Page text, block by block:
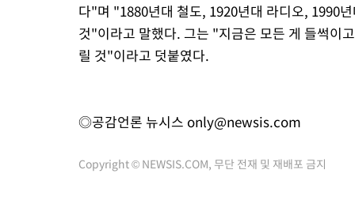
다"며 "1880년대 철도, 1920년대 라디오, 1990
것"이라고 말했다. 그는 "지금은 모든 게 들썩이
릴 것"이라고 덧붙였다.
◎공감언론 뉴시스 only@newsis.com
Copyright © NEWSIS.COM, 무단 전재 및 재배포 금지